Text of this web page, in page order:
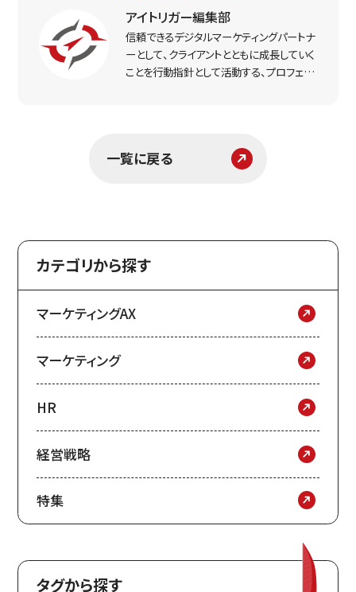
アイトリガー編集部
信頼できるデジタルマーケティングパートナ
ーとして、クライアントとともに成長していく
ことを行動指針として活動する、プロフェッ
一覧に戻る
カテゴリから探す
マーケティングAX
マーケティング
HR
経営戦略
特集
タグから探す